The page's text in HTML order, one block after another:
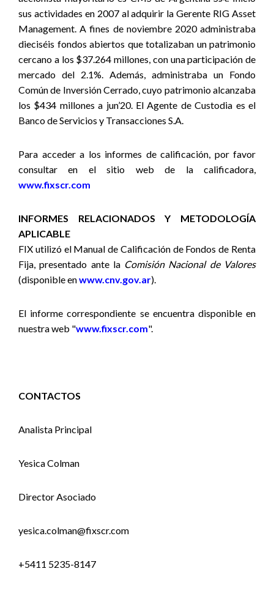
sus actividades en 2007 al adquirir la Gerente RIG Asset
Management. A fines de noviembre 2020 administraba
dieciséis fondos abiertos que totalizaban un patrimonio
cercano a los $37.264 millones, con una participación de
mercado del 2.1%. Además, administraba un Fondo
Común de Inversión Cerrado, cuyo patrimonio alcanzaba
los $434 millones a jun’20. El Agente de Custodia es el
Banco de Servicios y Transacciones S.A.
Para acceder a los informes de calificación, por favor
consultar en el sitio web de la calificadora,
www.fixscr.com
INFORMES RELACIONADOS Y METODOLOGÍA
APLICABLE
FIX utilizó el Manual de Calificación de Fondos de Renta
Fija, presentado ante la Comisión Nacional de Valores
(disponible enwww.cnv.gov.ar).
El informe correspondiente se encuentra disponible en
nuestra web "www.fixscr.com".
CONTACTOS
Analista Principal
Yesica Colman
Director Asociado
yesica.colman@fixscr.com
+5411 5235-8147